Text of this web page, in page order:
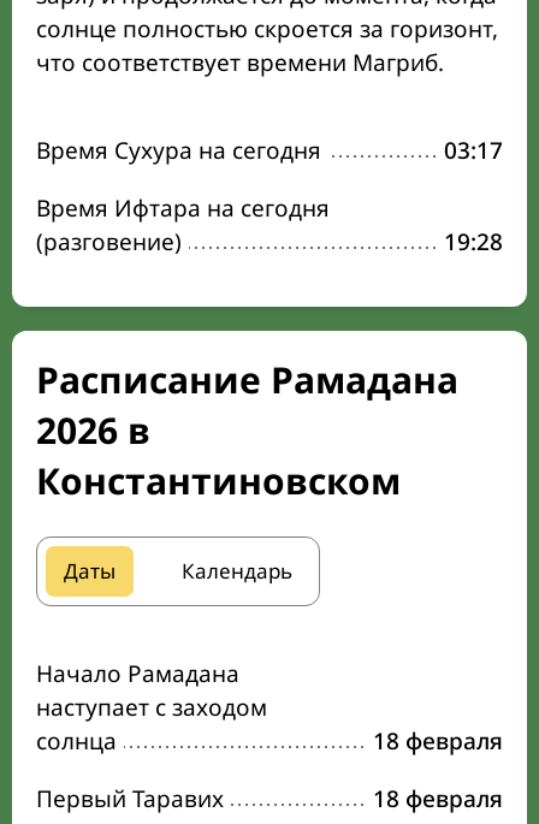
солнце полностью скроется за горизонт,
что соответствует времени Магриб.
Время Сухура на сегодня
03:17
Время Ифтара на сегодня
(разговение)
19:28
Расписание Рамадана
2026 в
Константиновском
Даты Календарь
Начало Рамадана
наступает с заходом
солнца
18 февраля
Первый Таравих
18 февраля